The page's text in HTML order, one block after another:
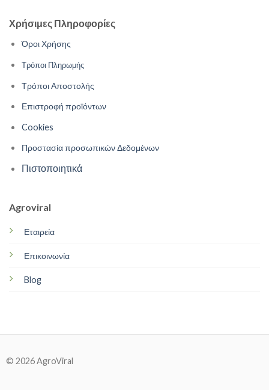
Χρήσιμες Πληροφορίες
Όροι Χρήσης
Τρόποι Πληρωμής
Τρόποι Αποστολής
Επιστροφή προϊόντων
Cookies
Προστασία προσωπικών Δεδομένων
Πιστοποιητικά
Agroviral
Εταιρεία
Επικοινωνία
Blog
© 2026 AgroViral